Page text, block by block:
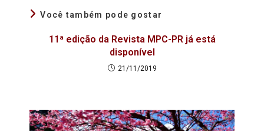
Você também pode gostar
11ª edição da Revista MPC-PR já está
disponível
21/11/2019